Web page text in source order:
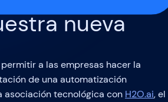
nueva
a las empresas hacer la
de una automatización
asociación tecnológica con H2O.ai, el